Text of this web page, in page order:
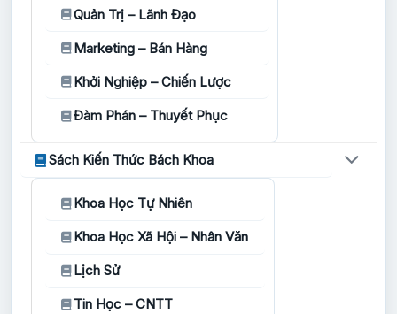
Quản Trị – Lãnh Đạo
Marketing – Bán Hàng
Khởi Nghiệp – Chiến Lược
Đàm Phán – Thuyết Phục
Sách Kiến Thức Bách Khoa
Khoa Học Tự Nhiên
Khoa Học Xã Hội – Nhân Văn
Lịch Sử
Tin Học – CNTT